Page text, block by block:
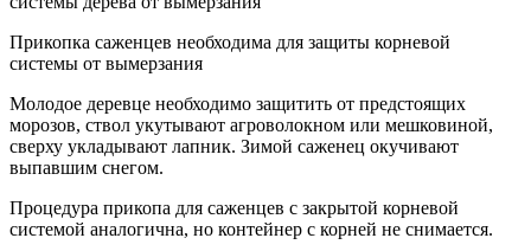
Прикопка саженцев необходима для защиты корневой
системы от вымерзания
Молодое деревце необходимо защитить от предстоящих
морозов, ствол укутывают агроволокном или мешковиной,
сверху укладывают лапник. Зимой саженец окучивают
выпавшим снегом.
Процедура прикопа для саженцев с закрытой корневой
системой аналогична, но контейнер с корней не снимается.